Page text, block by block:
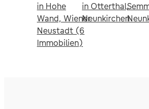
in Hohe
Wand, Wiener
Neustadt (6
Immobilien)
in Otterthal,
Neunkirchen